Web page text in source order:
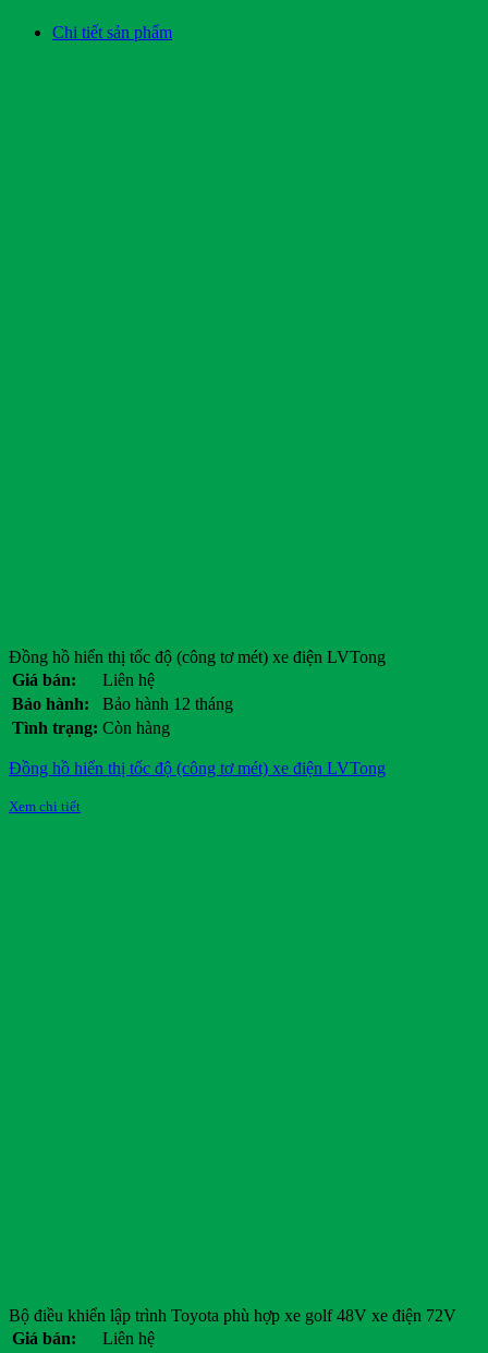
Chi tiết sản phẩm
Đồng hồ hiển thị tốc độ (công tơ mét) xe điện LVTong
Giá bán:
Liên hệ
Bảo hành:
Bảo hành 12 tháng
Tình trạng: Còn hàng
Đồng hồ hiển thị tốc độ (công tơ mét) xe điện LVTong
Xem chi tiết
Bộ điều khiển lập trình Toyota phù hợp xe golf 48V xe điện 72V
Giá bán:
Liên hệ